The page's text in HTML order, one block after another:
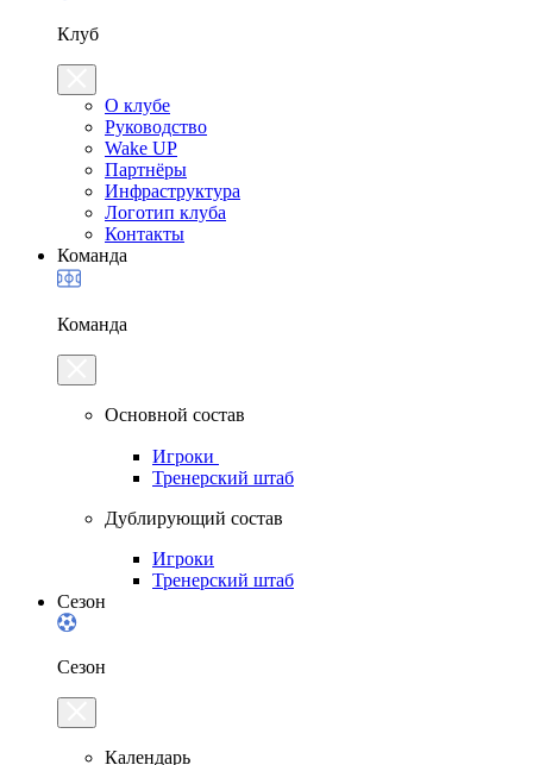
Клуб
О клубе
Руководство
Wake UP
Партнёры
Инфраструктура
Логотип клуба
Контакты
Команда
Команда
Основной состав
Игроки
Тренерский штаб
Дублирующий состав
Игроки
Тренерский штаб
Сезон
Сезон
Календарь